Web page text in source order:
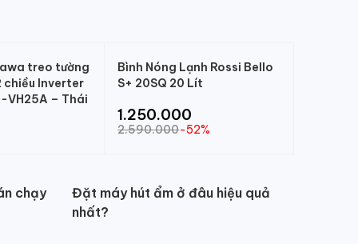
treo tường
chiều Inverter
VH25A – Thái
Bình Nóng Lạnh Rossi Bello
S+ 20SQ 20 Lít
1.250.000
2.590.000-52%
chạy
Đặt máy hút ẩm ở đâu hiệu quả
nhất?